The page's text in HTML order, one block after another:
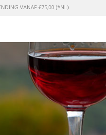
VANAF €75,00 (*NL)